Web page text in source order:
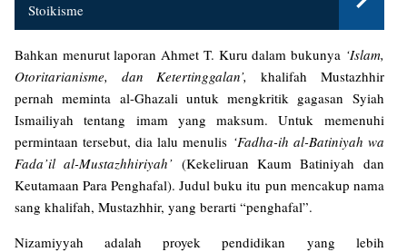
Stoikisme
Bahkan menurut laporan Ahmet T. Kuru dalam bukunya ‘Islam,
Otoritarianisme, dan Ketertinggalan’,
khalifah Mustazhhir
pernah meminta al-Ghazali untuk mengkritik gagasan Syiah
Ismailiyah tentang imam yang maksum. Untuk memenuhi
permintaan tersebut, dia lalu menulis ‘Fadha-ih al-Batiniyah wa
Fada’il al-Mustazhhiriyah’ (Kekeliruan Kaum Batiniyah dan
Keutamaan Para Penghafal). Judul buku itu pun mencakup nama
sang khalifah, Mustazhhir, yang berarti “penghafal”.
Nizamiyyah adalah proyek pendidikan yang lebih